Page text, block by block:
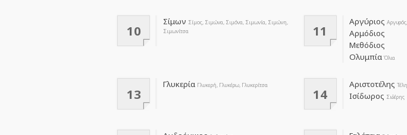
10
Σίμων Σίμος, Σιμώνα, Σιμόνα, Σιμωνία, Σιμώνη,
Σιμωνίτσα
11
Αργύριος
Αρμόδιος
Μεθόδιος
Ολυμπία Όλια
13
Γλυκερία Γλυκερή, Γλυκέρω, Γλυκερίτσα
14
Αριστοτέλης
Ισίδωρος Σιδέρης